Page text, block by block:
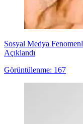
Sosyal Medya
Açıklandı
Görüntülenme: 167